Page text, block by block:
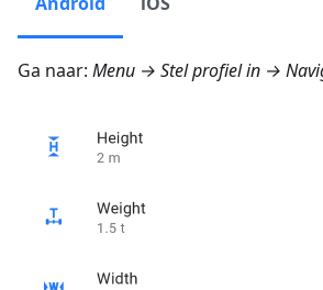
Ga naar: Menu → Stel profiel in →